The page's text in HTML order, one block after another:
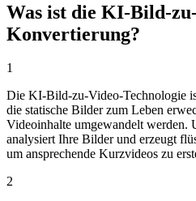
Was ist die KI-Bild-
Konvertierung?
1
Die KI-Bild-zu-Video-Technologie
die statische Bilder zum Leben
Videoinhalte umgewandelt werden.
analysiert Ihre Bilder und erzeugt
um ansprechende Kurzvideos zu
2